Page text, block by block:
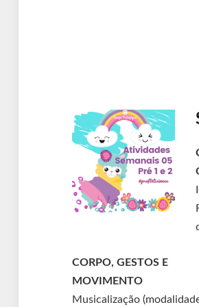
CORPO, GESTOS E
MOVIMENTO
Musicalização